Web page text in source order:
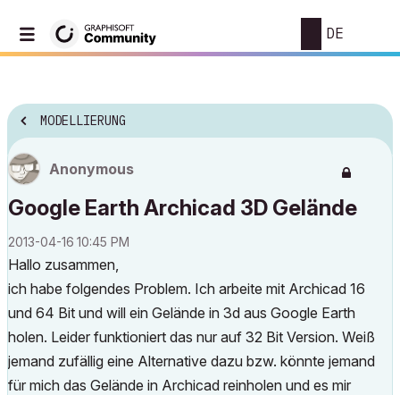
DE
MODELLIERUNG
Anonymous
Google Earth Archicad 3D Gelände
‎2013-04-16 10:45 PM
Hallo zusammen,
ich habe folgendes Problem. Ich arbeite mit Archicad 16
und 64 Bit und will ein Gelände in 3d aus Google Earth
holen. Leider funktioniert das nur auf 32 Bit Version. Weiß
jemand zufällig eine Alternative dazu bzw. könnte jemand
für mich das Gelände in Archicad reinholen und es mir